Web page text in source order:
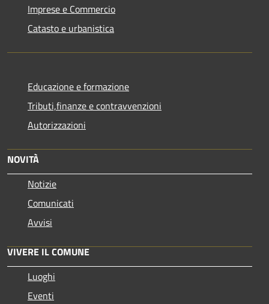
Imprese e Commercio
Catasto e urbanistica
Educazione e formazione
Tributi,finanze e contravvenzioni
Autorizzazioni
NOVITÀ
Notizie
Comunicati
Avvisi
VIVERE IL COMUNE
Luoghi
Eventi